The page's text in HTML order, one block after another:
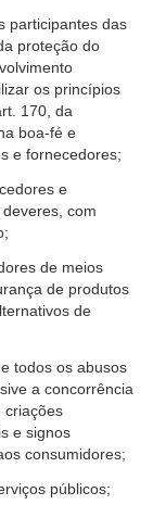
participantes das
proteção do
os princípios
170, da
boa-fé e
e fornecedores;
e
com
de meios
de produtos
de
todos os abusos
a concorrência
criações
e signos
consumidores;
públicos;